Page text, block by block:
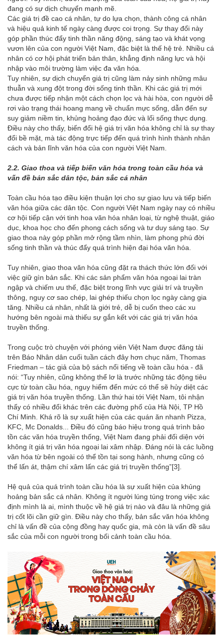
đang có sự dịch chuyển mạnh mẽ.
Các giá trị đề cao cá nhân, tự do lựa chọn, thành công cá nhân
và hiệu quả kinh tế ngày càng được coi trọng. Sự thay đổi này
góp phần thúc đẩy tinh thần năng động, sáng tạo và khát vọng
vươn lên của con người Việt Nam, đặc biệt là thế hệ trẻ. Nhiều cá
nhân có cơ hội phát triển bản thân, khẳng định năng lực và hội
nhập vào môi trường làm việc đa văn hóa.
Tuy nhiên, sự dịch chuyển giá trị cũng làm nảy sinh những mâu
thuẫn và xung đột trong đời sống tinh thần. Khi các giá trị mới
chưa được tiếp nhận một cách chọn lọc và hài hòa, con người dễ
rơi vào trạng thái hoang mang về chuẩn mực sống, dẫn đến sự
suy giảm niềm tin, khủng hoảng đạo đức và lối sống thực dụng.
Điều này cho thấy, biến đổi hệ giá trị văn hóa không chỉ là sự thay
đổi bề mặt, mà tác động trực tiếp đến quá trình hình thành nhân
cách và bản lĩnh văn hóa của con người Việt Nam.
2.2. Giao thoa và tiếp biến văn hóa trong toàn cầu hóa và
vấn đề bản sắc dân tộc, bản sắc cá nhân
Toàn cầu hóa tạo điều kiện thuận lợi cho sự giao lưu và tiếp biến
văn hóa giữa các dân tộc. Con người Việt Nam ngày nay có nhiều
cơ hội tiếp cận với tinh hoa văn hóa nhân loại, từ nghệ thuật, giáo
dục, khoa học cho đến phong cách sống và tư duy sáng tạo. Sự
giao thoa này góp phần mở rộng tầm nhìn, làm phong phú đời
sống tinh thần và thúc đẩy quá trình hiện đại hóa văn hóa.
Tuy nhiên, giao thoa văn hóa cũng đặt ra thách thức lớn đối với
việc giữ gìn bản sắc. Khi các sản phẩm văn hóa ngoại lai tràn
ngập và chiếm ưu thế, đặc biệt trong lĩnh vực giải trí và truyền
thông, nguy cơ sao chép, lai ghép thiếu chọn lọc ngày càng gia
tăng. Nhiều cá nhân, nhất là giới trẻ, dễ bị cuốn theo các xu
hướng bên ngoài mà thiếu sự gắn kết với các giá trị văn hóa
truyền thống.
Trong cuộc trò chuyện với phóng viên Việt Nam được đăng tải
trên Báo Nhân dân cuối tuần cách đây hơn chục năm, Thomas
Friedman – tác giả của bộ sách nổi tiếng về toàn cầu hóa - đã
nói: “Tuy nhiên, cũng không thể lơ là trước những tác động tiêu
cực từ toàn cầu hóa, nguy hiểm đến mức có thể sẽ hủy diệt các
giá trị văn hóa truyền thống. Lần thứ hai tới Việt Nam, tôi nhận
thấy có nhiều đổi khác trên các đường phố của Hà Nội, TP Hồ
Chí Minh. Khá rõ là sự xuất hiện của các quán ăn nhanh Pizza,
KFC, Mc Donalds... Điều đó cũng báo hiệu trong quá trình bảo
tồn các văn hóa truyền thống, Việt Nam đang phải đối diện với
không ít giá trị văn hóa ngoại lai xâm nhập. Đáng nói là các luồng
văn hóa từ bên ngoài có thể tồn tại song hành, nhưng cũng có
thể lấn át, thậm chí xâm lấn các giá trị truyền thống”[3]
Hệ quả của quá trình toàn cầu hóa là sự xuất hiện của khủng
hoảng bản sắc cá nhân. Không ít người lúng túng trong việc xác
định mình là ai, mình thuộc về hệ giá trị nào và đâu là những giá
trị cốt lõi cần giữ gìn. Điều này cho thấy, bản sắc văn hóa không
chỉ là vấn đề của cộng đồng hay quốc gia, mà còn là vấn đề sâu
sắc của mỗi con người trong bối cảnh toàn cầu hóa.